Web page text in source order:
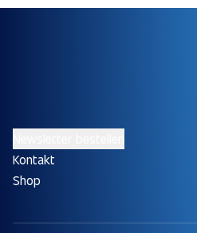
Kontakt
Shop